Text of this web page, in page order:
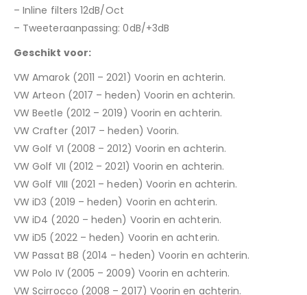
– Inline filters 12dB/Oct
– Tweeteraanpassing: 0dB/+3dB
Geschikt voor:
VW Amarok (2011 – 2021) Voorin en achterin.
VW Arteon (2017 – heden) Voorin en achterin.
VW Beetle (2012 – 2019) Voorin en achterin.
VW Crafter (2017 – heden) Voorin.
VW Golf VI (2008 – 2012) Voorin en achterin.
VW Golf VII (2012 – 2021) Voorin en achterin.
VW Golf VIII (2021 – heden) Voorin en achterin.
VW iD3 (2019 – heden) Voorin en achterin.
VW iD4 (2020 – heden) Voorin en achterin.
VW iD5 (2022 – heden) Voorin en achterin.
VW Passat B8 (2014 – heden) Voorin en achterin.
VW Polo IV (2005 – 2009) Voorin en achterin.
VW Scirrocco (2008 – 2017) Voorin en achterin.